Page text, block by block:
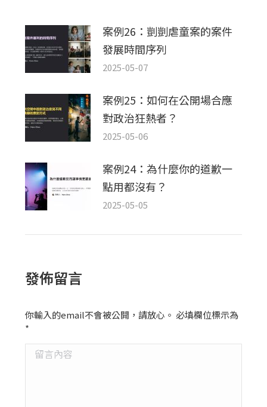
案例26：剴剴虐童案的案件
發展時間序列
2025-05-07
案例25：如何在公開場合應
對政治狂熱者？
2025-05-06
案例24：為什麼你的道歉一
點用都沒有？
2025-05-05
發佈留言
你輸入的email不會被公開，請放心。 必填欄位標示為
*
留言內容